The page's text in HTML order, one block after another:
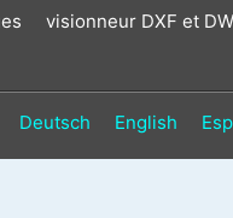
visionneur DXF et
Deutsch English